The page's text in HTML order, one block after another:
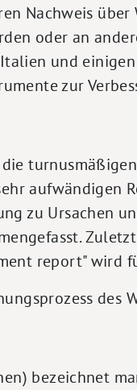
Nachweis
oder an
und
zur
aufwändigen
zu Ursachen
report" wird
des
bezeichnet